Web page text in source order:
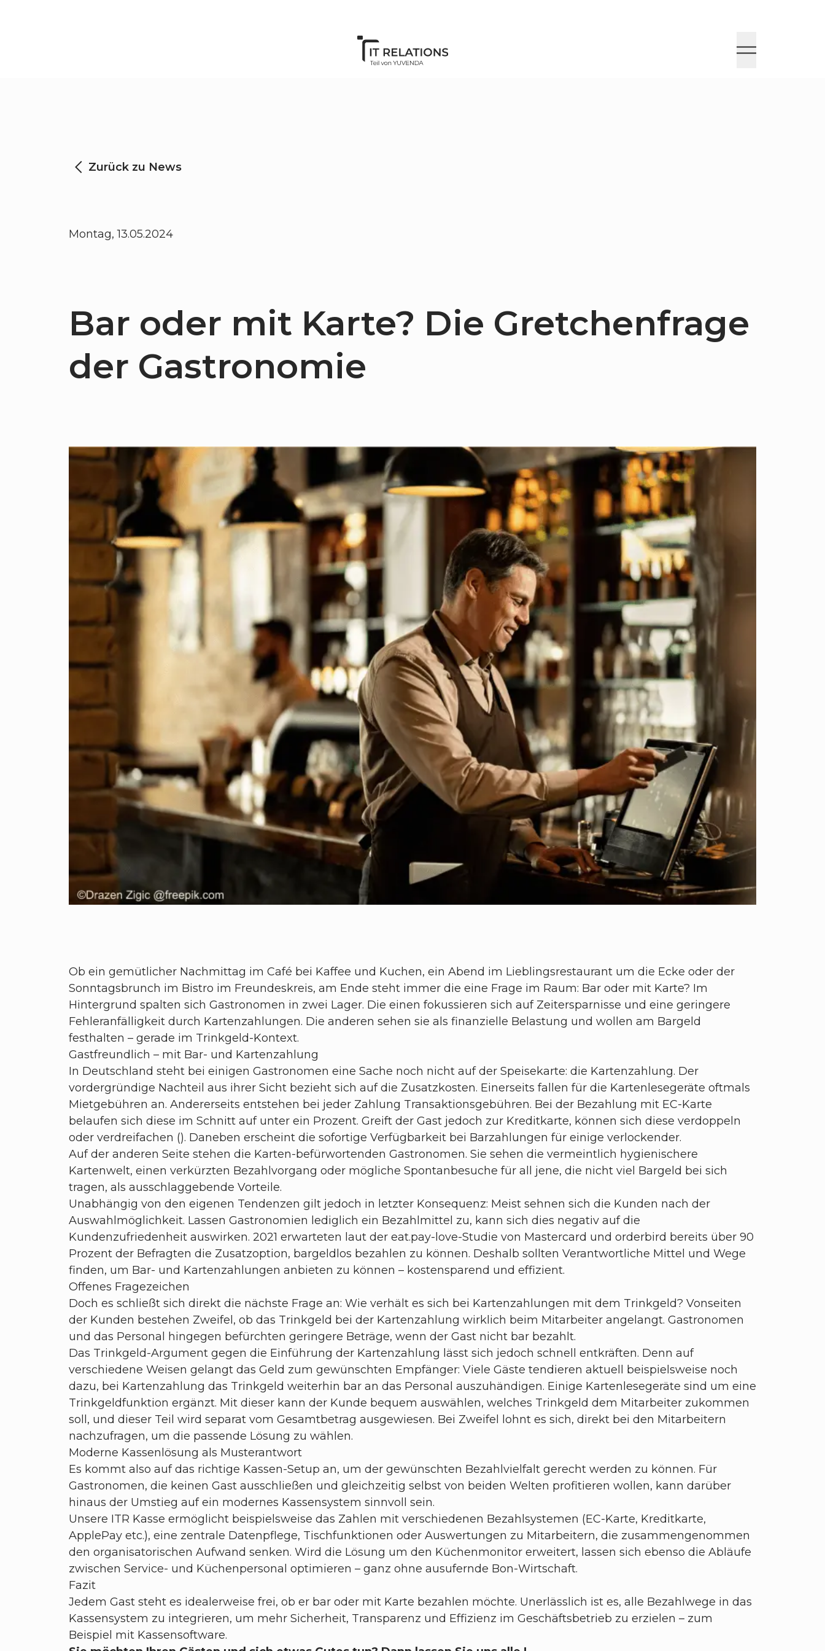
Zurück zu News
Montag, 13.05.2024
Bar oder mit Karte? Die Gretchenfrage
der Gastronomie
Ob ein gemütlicher Nachmittag im Café bei Kaffee und Kuchen, ein Abend im Lieblingsrestaurant um die Ecke oder der
Sonntagsbrunch im Bistro im Freundeskreis, am Ende steht immer die eine Frage im Raum: Bar oder mit Karte? Im
Hintergrund spalten sich Gastronomen in zwei Lager. Die einen fokussieren sich auf Zeitersparnisse und eine geringere
Fehleranfälligkeit durch Kartenzahlungen. Die anderen sehen sie als finanzielle Belastung und wollen am Bargeld
festhalten – gerade im Trinkgeld-Kontext.
Gastfreundlich – mit Bar- und Kartenzahlung
In Deutschland steht bei einigen Gastronomen eine Sache noch nicht auf der Speisekarte: die Kartenzahlung. Der
vordergründige Nachteil aus ihrer Sicht bezieht sich auf die Zusatzkosten. Einerseits fallen für die Kartenlesegeräte oftmals
Mietgebühren an. Andererseits entstehen bei jeder Zahlung Transaktionsgebühren. Bei der Bezahlung mit EC-Karte
belaufen sich diese im Schnitt auf unter ein Prozent. Greift der Gast jedoch zur Kreditkarte, können sich diese verdoppeln
oder verdreifachen (). Daneben erscheint die sofortige Verfügbarkeit bei Barzahlungen für einige verlockender.
Auf der anderen Seite stehen die Karten-befürwortenden Gastronomen. Sie sehen die vermeintlich hygienischere
Kartenwelt, einen verkürzten Bezahlvorgang oder mögliche Spontanbesuche für all jene, die nicht viel Bargeld bei sich
tragen, als ausschlaggebende Vorteile.
Unabhängig von den eigenen Tendenzen gilt jedoch in letzter Konsequenz: Meist sehnen sich die Kunden nach der
Auswahlmöglichkeit. Lassen Gastronomien lediglich ein Bezahlmittel zu, kann sich dies negativ auf die
Kundenzufriedenheit auswirken. 2021 erwarteten laut der eat.pay-love-Studie von Mastercard und orderbird bereits über 90
Prozent der Befragten die Zusatzoption, bargeldlos bezahlen zu können. Deshalb sollten Verantwortliche Mittel und Wege
finden, um Bar- und Kartenzahlungen anbieten zu können – kostensparend und effizient.
Offenes Fragezeichen
Doch es schließt sich direkt die nächste Frage an: Wie verhält es sich bei Kartenzahlungen mit dem Trinkgeld? Vonseiten
der Kunden bestehen Zweifel, ob das Trinkgeld bei der Kartenzahlung wirklich beim Mitarbeiter angelangt. Gastronomen
und das Personal hingegen befürchten geringere Beträge, wenn der Gast nicht bar bezahlt.
Das Trinkgeld-Argument gegen die Einführung der Kartenzahlung lässt sich jedoch schnell entkräften. Denn auf
verschiedene Weisen gelangt das Geld zum gewünschten Empfänger: Viele Gäste tendieren aktuell beispielsweise noch
dazu, bei Kartenzahlung das Trinkgeld weiterhin bar an das Personal auszuhändigen. Einige Kartenlesegeräte sind um eine
Trinkgeldfunktion ergänzt. Mit dieser kann der Kunde bequem auswählen, welches Trinkgeld dem Mitarbeiter zukommen
soll, und dieser Teil wird separat vom Gesamtbetrag ausgewiesen. Bei Zweifel lohnt es sich, direkt bei den Mitarbeitern
nachzufragen, um die passende Lösung zu wählen.
Moderne Kassenlösung als Musterantwort
Es kommt also auf das richtige Kassen-Setup an, um der gewünschten Bezahlvielfalt gerecht werden zu können. Für
Gastronomen, die keinen Gast ausschließen und gleichzeitig selbst von beiden Welten profitieren wollen, kann darüber
hinaus der Umstieg auf ein modernes Kassensystem sinnvoll sein.
Unsere ITR Kasse ermöglicht beispielsweise das Zahlen mit verschiedenen Bezahlsystemen (EC-Karte, Kreditkarte,
ApplePay etc.), eine zentrale Datenpflege, Tischfunktionen oder Auswertungen zu Mitarbeitern, die zusammengenommen
den organisatorischen Aufwand senken. Wird die Lösung um den Küchenmonitor erweitert, lassen sich ebenso die Abläufe
zwischen Service- und Küchenpersonal optimieren – ganz ohne ausufernde Bon-Wirtschaft.
Fazit
Jedem Gast steht es idealerweise frei, ob er bar oder mit Karte bezahlen möchte. Unerlässlich ist es, alle Bezahlwege in das
Kassensystem zu integrieren, um mehr Sicherheit, Transparenz und Effizienz im Geschäftsbetrieb zu erzielen – zum
Beispiel mit Kassensoftware.